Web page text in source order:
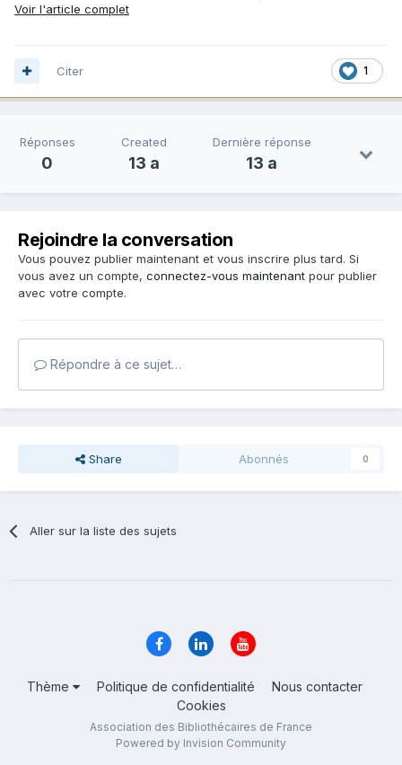
Voir l'article complet
1
Citer
Réponses
0
Created
13 a
Dernière réponse
13 a
Rejoindre la conversation
Vous pouvez publier maintenant et vous inscrire plus tard. Si
vous avez un compte, connectez-vous maintenant pour publier
avec votre compte.
Répondre à ce sujet…
Share Abonnés 0
Aller sur la liste des sujets
Thème Politique de confidentialité
Nous contacter
Cookies
Association des Bibliothécaires de France
Powered by Invision Community